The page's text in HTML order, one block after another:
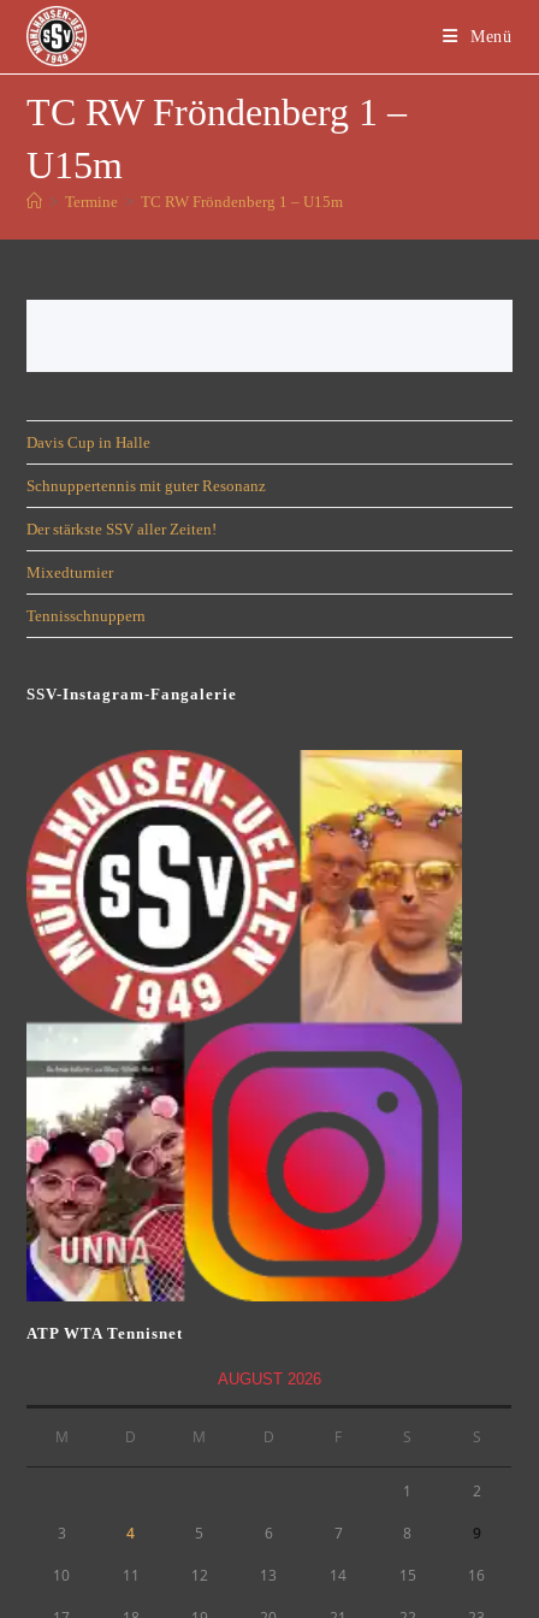
Menü
TC RW Fröndenberg 1 –
U15m
> Termine > TC RW Fröndenberg 1 – U15m
Davis Cup in Halle
Schnuppertennis mit guter Resonanz
Der stärkste SSV aller Zeiten!
Mixedturnier
Tennisschnuppern
SSV-Instagram-Fangalerie
ATP WTA Tennisnet
AUGUST 2026
M D M D F S S
1 2
3 4 5 6 7 8 9
10 11 12 13 14 15 16